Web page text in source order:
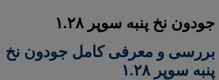
جودون نخ پنبه سوپر ۱.۲۸
بررسی و معرفی کامل جودون نخ
پنبه سوپر ۱.۲۸